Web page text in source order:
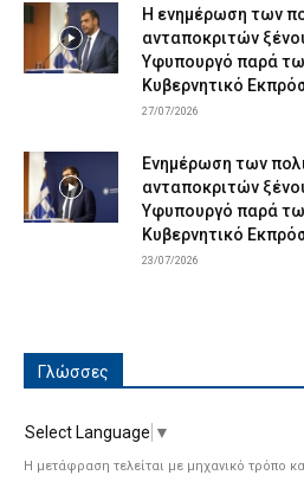
Η ενημέρωση των
ανταποκριτών
Υφυπουργό παρά
Κυβερνητικό
27/07/2026
Ενημέρωση των
ανταποκριτών
Υφυπουργό παρά
Κυβερνητικό
23/07/2026
Γλώσσες
Select Language ▼
Η μετάφραση τελείται με μηχανικό τρόπο